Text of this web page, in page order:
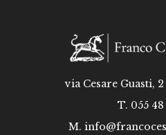
via Cesare Guasti,
T. 055 48
M.